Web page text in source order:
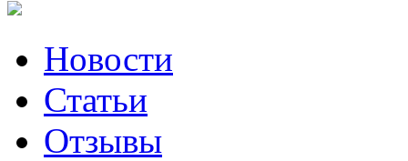
Новости
Статьи
Отзывы